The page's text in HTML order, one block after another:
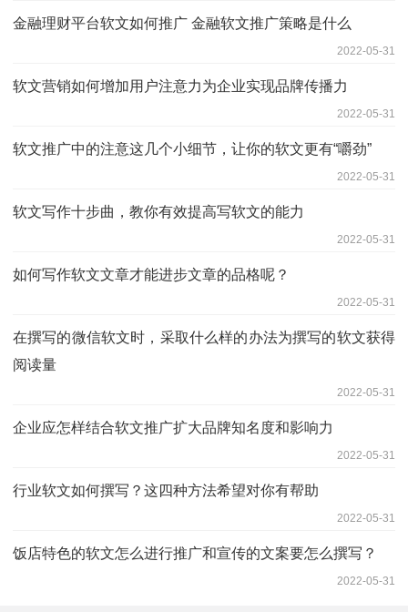
金融理财平台软文如何推广 金融软文推广策略是什么
2022-05-31
软文营销如何增加用户注意力为企业实现品牌传播力
2022-05-31
软文推广中的注意这几个小细节，让你的软文更有“嚼劲”
2022-05-31
软文写作十步曲，教你有效提高写软文的能力
2022-05-31
如何写作软文文章才能进步文章的品格呢？
2022-05-31
在撰写的微信软文时，采取什么样的办法为撰写的软文获得
阅读量
2022-05-31
企业应怎样结合软文推广扩大品牌知名度和影响力
2022-05-31
行业软文如何撰写？这四种方法希望对你有帮助
2022-05-31
饭店特色的软文怎么进行推广和宣传的文案要怎么撰写？
2022-05-31